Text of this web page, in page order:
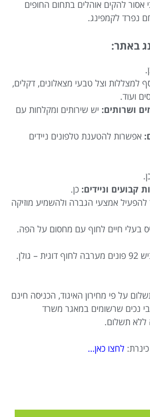
אסור להקים אוהלים בתחום החופים
נפרד לקמפינג.
באתר:
למצללות וצל טבעי מצאלונים, דקלים,
ועוד.
ושרותים: יש שירותים ומקלחות עם
אפשרות להטענת טלפונים ניידים
קבועים וניידים: כן.
להפעיל אמצעי הגברה ולהשמיע מוזיקה
בעלי חיים לחוף עם מחסום על הפה.
מכביש 92 פונים מערבה לחוף דוגית – גולן.
על פי מחירון האיגוד, הכניסה חינם
נכים שרשומים במאגר משרד
ללא תשלום.
לחצו כאן…